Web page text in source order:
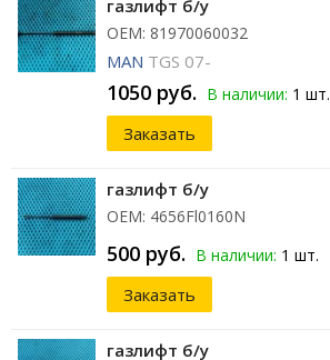
газлифт б/у
ОЕМ: 81970060032
MAN TGS 07-
1050 руб. В наличии: 1 шт.
Заказать
газлифт б/у
ОЕМ: 4656Fl0160N
500 руб. В наличии: 1 шт.
Заказать
газлифт б/у